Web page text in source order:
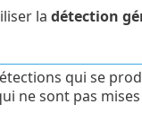
la détection
qui se
ne sont pas